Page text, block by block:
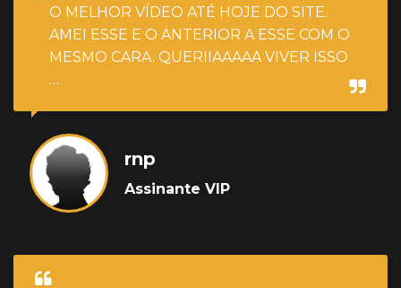
O MELHOR VÍDEO ATÉ HOJE DO SITE.
AMEI ESSE E O ANTERIOR A ESSE COM O
MESMO CARA. QUERIIAAAAA VIVER ISSO
…
rnp
Assinante VIP